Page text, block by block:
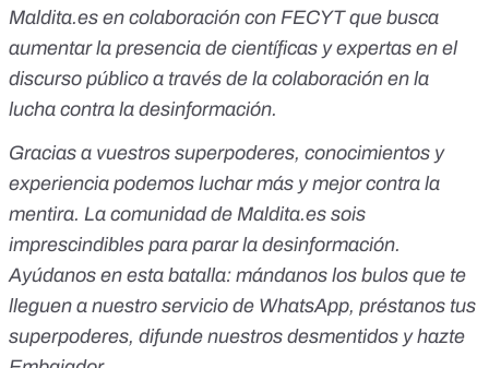
Maldita.es en colaboración con FECYT que busca
aumentar la presencia de científicas y expertas en el
discurso público a través de la colaboración en la
lucha contra la desinformación.
Gracias a vuestros superpoderes, conocimientos y
experiencia podemos luchar más y mejor contra la
mentira. La comunidad de Maldita.es sois
imprescindibles para parar la desinformación.
Ayúdanos en esta batalla: mándanos los bulos que te
lleguen a nuestro servicio de WhatsApp, préstanos tus
superpoderes, difunde nuestros desmentidos yhazte